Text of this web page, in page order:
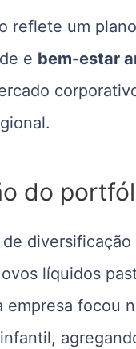
reflete um
e bem-estar
do
líquidos
empresa focou